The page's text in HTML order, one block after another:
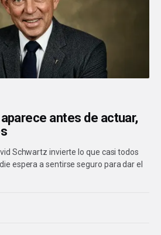
antes de actuar,
Schwartz invierte lo que casi todos
espera a sentirse seguro para dar el